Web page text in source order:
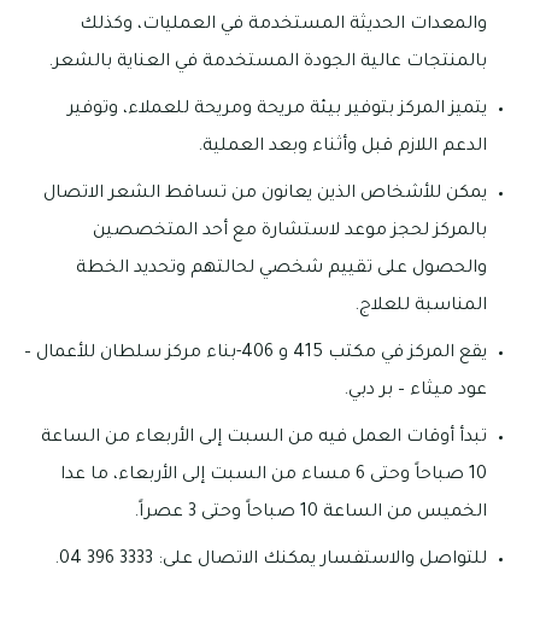
والمعدات الحديثة المستخدمة في العمليات، وكذلك
بالمنتجات عالية الجودة المستخدمة في العناية بالشعر.
يتميز المركز بتوفير بيئة مريحة ومريحة للعملاء، وتوفير
الدعم اللازم قبل وأثناء وبعد العملية.
يمكن للأشخاص الذين يعانون من تساقط الشعر الاتصال
بالمركز لحجز موعد لاستشارة مع أحد المتخصصين
والحصول على تقييم شخصي لحالتهم وتحديد الخطة
المناسبة للعلاج.
يقع المركز في مكتب 415 و 406-بناء مركز سلطان للأعمال –
عود ميثاء – بر دبي.
تبدأ أوقات العمل فيه من السبت إلى الأربعاء من الساعة
10 صباحاً وحتى 6 مساء من السبت إلى الأربعاء، ما عدا
الخميس من الساعة 10 صباحاً وحتى 3 عصراً.
للتواصل والاستفسار يمكنك الاتصال على: 3333 396 04.